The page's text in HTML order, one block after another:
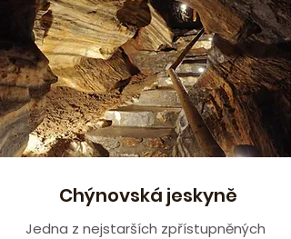
Chýnovská jeskyně
Jedna z nejstarších zpřístupněných